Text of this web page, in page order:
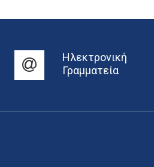
Ηλεκτρονική
Γραμματεία